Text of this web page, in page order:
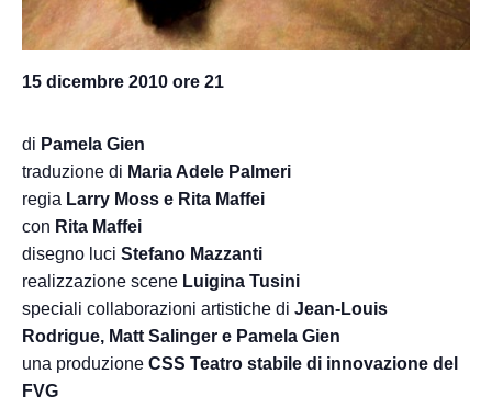
15 dicembre 2010 ore 21
di Pamela Gien
traduzione di Maria Adele Palmeri
regia Larry Moss e Rita Maffei
con Rita Maffei
disegno luci Stefano Mazzanti
realizzazione scene Luigina Tusini
speciali collaborazioni artistiche di Jean-Louis
Rodrigue, Matt Salinger e Pamela Gien
una produzione CSS Teatro stabile di innovazione del
FVG